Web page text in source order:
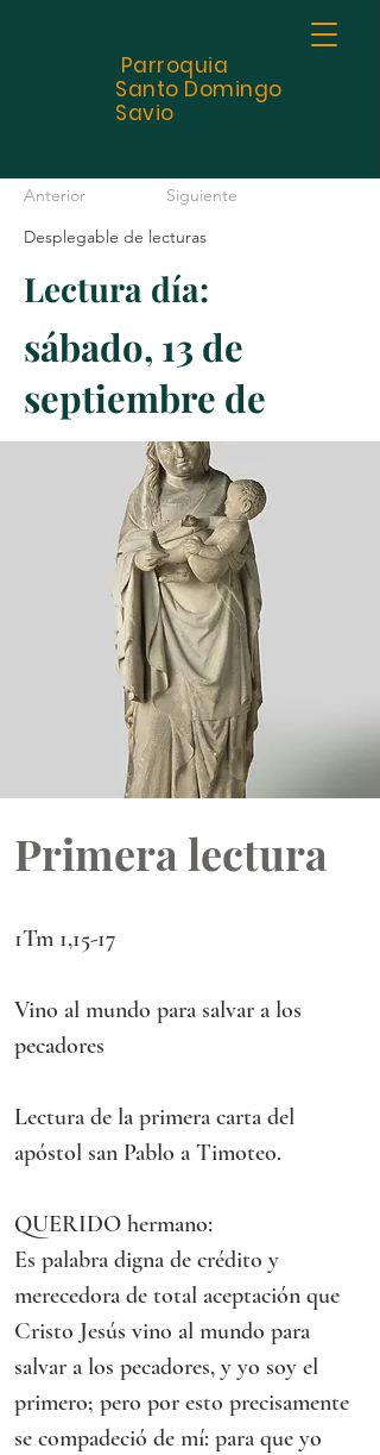
Parroquia
Santo Domingo
Savio
Anterior
Siguiente
Desplegable de lecturas
Lectura día:
sábado, 13 de
septiembre de
2025
Primera lectura
1Tm 1,15-17
Vino al mundo para salvar a los
pecadores
Lectura de la primera carta del
apóstol san Pablo a Timoteo.
QUERIDO hermano:
Es palabra digna de crédito y
merecedora de total aceptación que
Cristo Jesús vino al mundo para
salvar a los pecadores, y yo soy el
primero; pero por esto precisamente
se compadeció de mí: para que yo